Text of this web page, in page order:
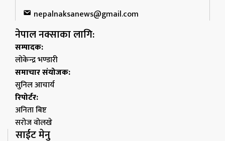
nepalnaksanews@gmail.com
नेपाल नक्साका लागि:
सम्पादक:
लोकेन्द्र भण्डारी
समाचार संयोजक:
सुनिल आचार्य
रिपोर्टर:
अनिता बिष्ट
सरोज वोलखे
साईट मेनु